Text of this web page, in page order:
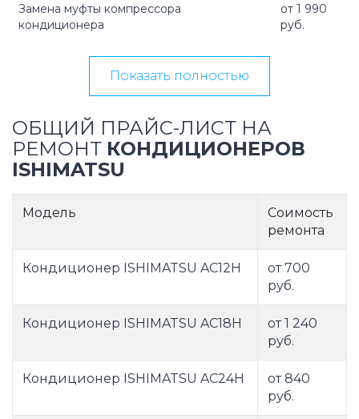
Замена муфты компрессора
кондиционера
от 1 990
руб.
Показать полностью
ОБЩИЙ ПРАЙС-ЛИСТ НА
РЕМОНТ КОНДИЦИОНЕРОВ
ISHIMATSU
Модель
Соимость
ремонта
Кондиционер ISHIMATSU AC12H
от 700
руб.
Кондиционер ISHIMATSU AC18H
от 1 240
руб.
Кондиционер ISHIMATSU AC24H
от 840
руб.